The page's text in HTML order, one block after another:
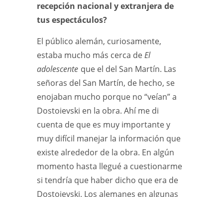
recepción nacional y extranjera de
tus espectáculos?
El público alemán, curiosamente,
estaba mucho más cerca deEl
adolescente que el del San Martín. Las
señoras del San Martín, de hecho, se
enojaban mucho porque no “veían” a
Dostoievski en la obra. Ahí me di
cuenta de que es muy importante y
muy difícil manejar la información que
existe alrededor de la obra. En algún
momento hasta llegué a cuestionarme
si tendría que haber dicho que era de
Dostoievski. Los alemanes en algunas